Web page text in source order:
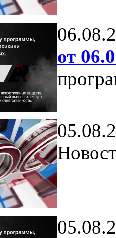
от